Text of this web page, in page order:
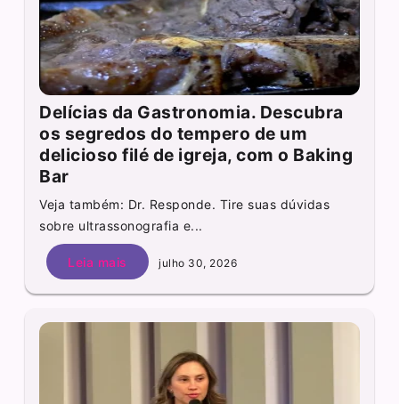
Delícias da Gastronomia. Descubra
os segredos do tempero de um
delicioso filé de igreja, com o Baking
Bar
Veja também: Dr. Responde. Tire suas dúvidas
sobre ultrassonografia e...
Leia mais julho 30, 2026